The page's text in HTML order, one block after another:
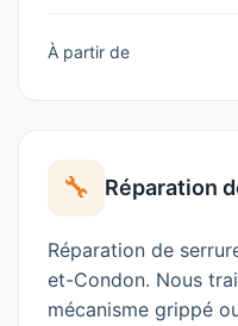
À partir de
🔧 Réparation
Réparation de
et-Condon. Nous
mécanisme grippé